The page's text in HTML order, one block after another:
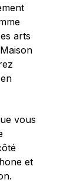
arts
Maison
vous
et